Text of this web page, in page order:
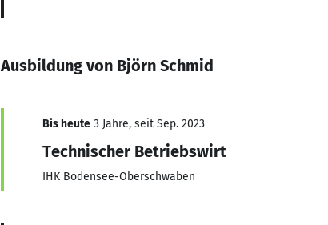
Ausbildung von Björn Schmid
Bis heute 3 Jahre, seit Sep. 2023
Technischer Betriebswirt
IHK Bodensee-Oberschwaben